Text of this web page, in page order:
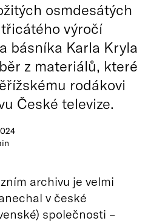
osmdesátých
výročí
básníka Karla Kryla
z materiálů, které
rodákovi
České televize.
archivu je velmi
v české
společnosti –